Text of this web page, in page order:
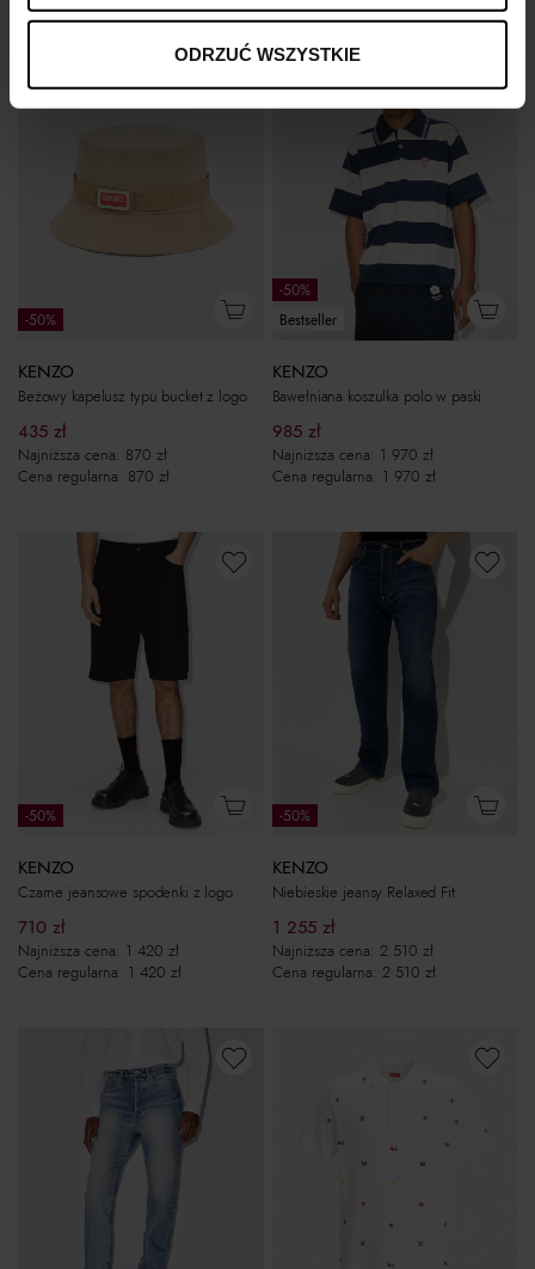
ODRZUĆ WSZYSTKIE
-50%
KENZO
Beżowy kapelusz typu bucket z logo
435 zł
Najniższa cena: 870 zł
Cena regularna: 870 zł
-50%
Bestseller
KENZO
Bawełniana koszulka polo w paski
985 zł
Najniższa cena: 1 970 zł
Cena regularna: 1 970 zł
-50%
KENZO
Czarne jeansowe spodenki z logo
710 zł
Najniższa cena: 1 420 zł
Cena regularna: 1 420 zł
-50%
KENZO
Niebieskie jeansy Relaxed Fit
1 255 zł
Najniższa cena: 2 510 zł
Cena regularna: 2 510 zł